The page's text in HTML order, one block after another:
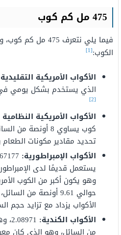
475 مل كم كوب
فيما يلي نتعرف
الكوب:[1]
الأكواب الأمريكية
الذي يستخدم بشكل يومي في
[2]
الأكواب الأمريكية
كوب يساوي 8
تحديد مقادير مكونات
الأكواب الإمبراطورية:
يستعمل قديمًا لدى الإمبراطور
وهو يكون أكبر من الكوب
حوالي 9.61 أونصة من
الأكواب يزداد مع تزايد حجم
الأكواب الكندية:
من السائل، وهو الذي كان